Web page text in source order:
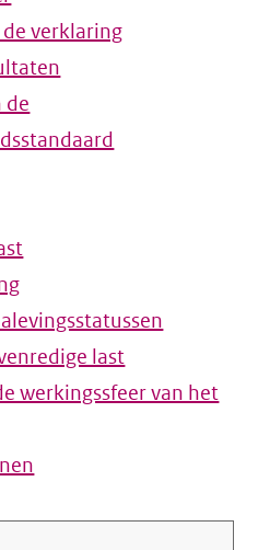
verklaring
de
last
werkingssfeer van het